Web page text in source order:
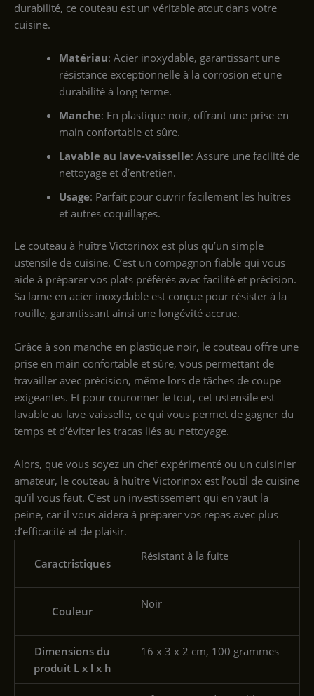
durabilité, ce couteau est un véritable atout dans votre
cuisine.
Matériau: Acier inoxydable, garantissant une
résistance exceptionnelle à la corrosion et une
durabilité à long terme.
Manche: En plastique noir, offrant une prise en
main confortable et sûre.
Lavable au lave-vaisselle: Assure une facilité de
nettoyage et d’entretien.
Usage: Parfait pour ouvrir facilement les huîtres
et autres coquillages.
Le couteau à huître Victorinox est plus qu’un simple
ustensile de cuisine. C’est un compagnon fiable qui vous
aide à préparer vos plats préférés avec facilité et précision.
Sa lame en acier inoxydable est conçue pour résister à la
rouille, garantissant ainsi une longévité accrue.
Grâce à son manche en plastique noir, le couteau offre une
prise en main confortable et sûre, vous permettant de
travailler avec précision, même lors de tâches de coupe
exigeantes. Et pour couronner le tout, cet ustensile est
lavable au lave-vaisselle, ce qui vous permet de gagner du
temps et d’éviter les tracas liés au nettoyage.
Alors, que vous soyez un chef expérimenté ou un cuisinier
amateur, le couteau à huître Victorinox est l’outil de cuisine
qu’il vous faut. C’est un investissement qui en vaut la
peine, car il vous aidera à préparer vos repas avec plus
d’efficacité et de plaisir.
Caractristiques
‎Résistant à la fuite
Couleur
‎Noir
Dimensions du
produit L x l x h
‎16 x 3 x 2 cm, 100 grammes